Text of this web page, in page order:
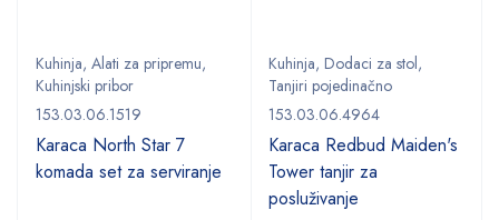
Kuhinja, Alati za pripremu,
Kuhinjski pribor
153.03.06.1519
Karaca North Star 7
komada set za serviranje
Kuhinja, Dodaci za stol,
Tanjiri pojedinačno
153.03.06.4964
Karaca Redbud Maiden's
Tower tanjir za
posluživanje